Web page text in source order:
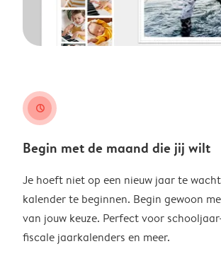
clock
Begin met de maand die jij wilt
Je hoeft niet op een nieuw jaar te
kalender te beginnen. Begin gewoon
van jouw keuze. Perfect voor
fiscale jaarkalenders en meer.